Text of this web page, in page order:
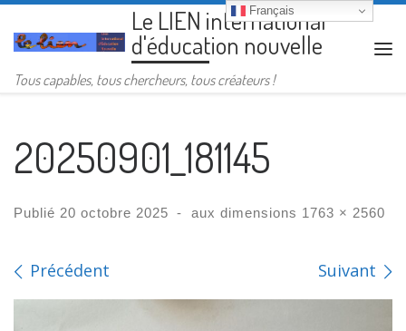
Passer au contenuLe LIEN international
d'éducation nouvelle
Tous capables, tous chercheurs, tous créateurs !
20250901_181145
Publié 20 octobre 2025 - aux dimensions 1763 × 2560
Navigation des images
Précédent Suivant
Français